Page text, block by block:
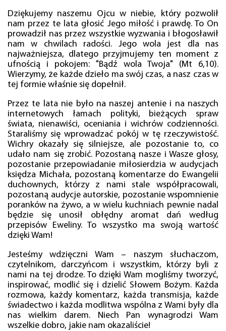
Dziękujemy naszemu Ojcu w niebie, który pozwolił
nam przez te lata głosić Jego miłość i prawdę. To On
prowadził nas przez wszystkie wyzwania i błogosławił
nam w chwilach radości. Jego wola jest dla nas
najważniejsza, dlatego przyjmujemy ten moment z
ufnością i pokojem: "Bądź wola Twoja" (Mt 6,10).
Wierzymy, że każde dzieło ma swój czas, a nasz czas w
tej formie właśnie się dopełnił.
Przez te lata nie było na naszej antenie i na naszych
internetowych łamach polityki, bieżących spraw
świata, nienawiści, oceniania i wichrów codzienności.
Staraliśmy się wprowadzać pokój w tę rzeczywistość.
Wichry okazały się silniejsze, ale pozostanie to, co
udało nam się zrobić. Pozostaną nasze i Wasze głosy,
pozostanie przepowiadanie miłosierdzia w audycjach
księdza Michała, pozostaną komentarze do Ewangelii
duchownych, którzy z nami stale współpracowali,
pozostaną audycje autorskie, pozostanie wspomnienie
poranków na żywo, a w wielu kuchniach pewnie nadal
będzie się unosił obłędny aromat dań według
przepisów Eweliny. To wszystko ma swoją wartość
dzięki Wam!
Jesteśmy wdzięczni Wam – naszym słuchaczom,
czytelnikom, darczyńcom i wszystkim, którzy byli z
nami na tej drodze. To dzięki Wam mogliśmy tworzyć,
inspirować, modlić się i dzielić Słowem Bożym. Każda
rozmowa, każdy komentarz, każda transmisja, każde
świadectwo i każda modlitwa wspólna z Wami były dla
nas wielkim darem. Niech Pan wynagrodzi Wam
wszelkie dobro, jakie nam okazaliście!